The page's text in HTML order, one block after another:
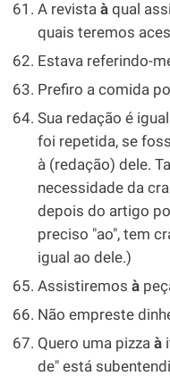
A revista à qual
quais teremos
Estava referindo-
Prefiro a comida
Sua redação é igual
foi repetida, se
à (redação) dele.
necessidade da
depois do artigo
preciso "ao", tem
igual ao dele.)
Assistiremos à
Não empreste
Quero uma pizza à
de" está